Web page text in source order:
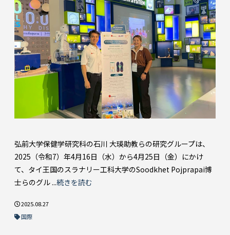
弘前大学保健学研究科の石川 大瑛助教らの研究グループは、
2025（令和7）年4月16日（水）から4月25日（金）にかけ
て、タイ王国のスラナリー工科大学のSoodkhet Pojprapai博
士らのグル ...続きを読む
2025.08.27
国際